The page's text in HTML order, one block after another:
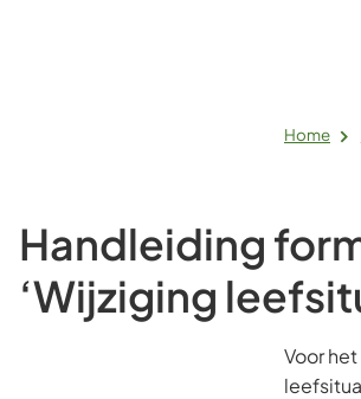
Home
Handleiding
‘Wijziging
Voor